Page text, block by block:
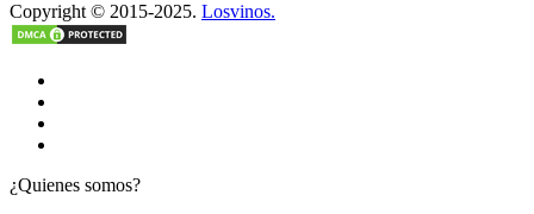
Copyright © 2015-2025. Losvinos.
¿Quienes somos?